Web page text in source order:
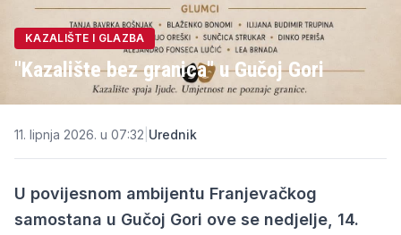
KAZALIŠTE I GLAZBA
"Kazalište bez granica" u Gučoj Gori
11. lipnja 2026. u 07:32 Urednik
U povijesnom ambijentu Franjevačkog
samostana u Gučoj Gori ove se nedjelje, 14.